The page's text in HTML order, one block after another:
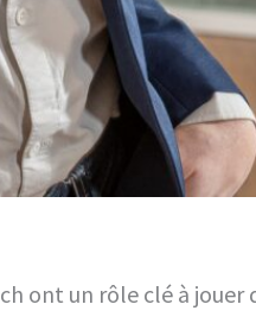
ont un rôle clé à